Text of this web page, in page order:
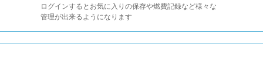
ログインするとお気に入りの保存や燃費記録など様々な
管理が出来るようになります